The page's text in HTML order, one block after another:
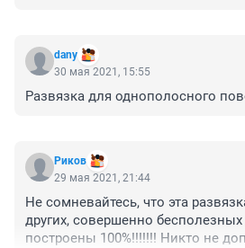
dany
30 мая 2021, 15:55
Развязка для однополосного
Риков
29 мая 2021, 21:44
Не сомневайтесь, что эта
других, совершенно бесполезных
построены 100%!!!!!!! Никто не